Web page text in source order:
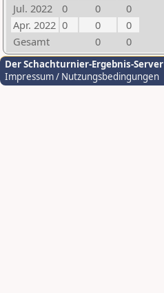
Jul. 2022
0 0
0
Apr. 2022 0 0
0
Gesamt
0 0
Der Schachturnier-Ergebnis-Server
Impressum / Nutzungsbedingungen